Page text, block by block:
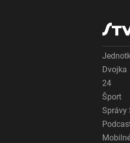
Dvojka
24
Šport
Správy